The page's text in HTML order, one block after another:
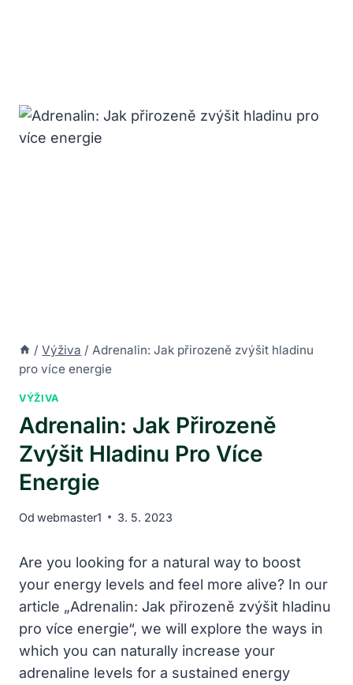
/ Výživa / Adrenalin: Jak přirozeně zvýšit hladinu
pro více energie
VÝŽIVA
Adrenalin: Jak Přirozeně
Zvýšit Hladinu Pro Více
Energie
Od webmaster1 3. 5. 2023
Are you looking for a natural way to boost
your energy levels and feel more alive? In our
article „Adrenalin: Jak přirozeně zvýšit hladinu
pro více energie“, we will explore the ways in
which you can naturally increase your
adrenaline levels for a sustained energy